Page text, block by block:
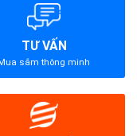
TƯ VẤN
Mua sắm thông minh